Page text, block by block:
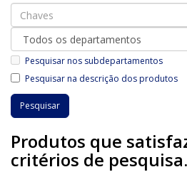
Pesquisar nos subdepartamentos
Pesquisar na descrição dos produtos
Produtos que
critérios de pesquisa.